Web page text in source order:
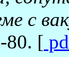
с
80. [